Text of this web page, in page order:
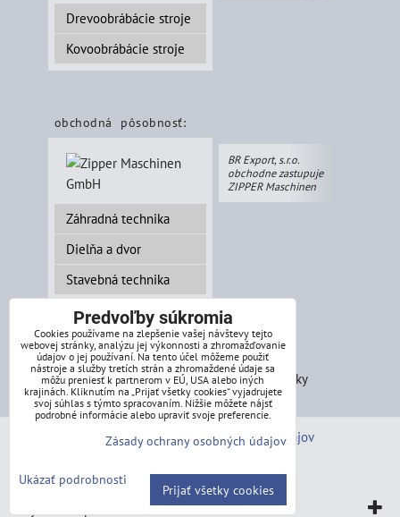
Drevoobrábácie stroje
Kovoobrábácie stroje
obchodná pôsobnosť:
Záhradná technika
Dielňa a dvor
Stavebná technika
BR Export, s.r.o.
obchodne zastupuje
ZIPPER Maschinen
splátkový systém:
Predvoľby súkromia
Zásady ochrany osobných údajov
BiznisWeb.sk
Predvoľby súkromia
Cookies používame na zlepšenie vašej návštevy tejto
webovej stránky, analýzu jej výkonnosti a zhromažďovanie
údajov o jej používaní. Na tento účel môžeme použiť
nástroje a služby tretích strán a zhromaždené údaje sa
môžu preniesť k partnerom v EÚ, USA alebo iných
krajinách. Kliknutím na „Prijať všetky cookies“ vyjadrujete
svoj súhlas s týmto spracovaním. Nižšie môžete nájsť
podrobné informácie alebo upraviť svoje preferencie.
Zásady ochrany osobných údajov
Ukázať podrobnosti
Prijať všetky cookies